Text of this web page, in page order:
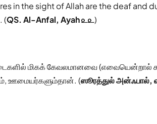
in the sight of Allah are the deaf and
(QS. Al-Anfal, Ayah ௨௨)
மிகக் கேவலமானவை (எவையென்றால்
ஊமையர்களும்தான். (ஸூரத்துல்